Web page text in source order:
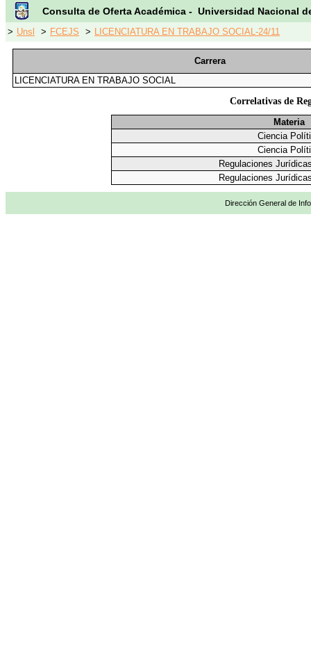
Consulta de Oferta Académica - Universidad Nacional
> Unsl > FCEJS > LICENCIATURA EN TRABAJO SOCIAL-24/11
Carrera
LICENCIATURA EN TRABAJO SOCIAL
Correlativas de
Materia
Ciencia
Ciencia
Regulaciones
Regulaciones
Dirección General de